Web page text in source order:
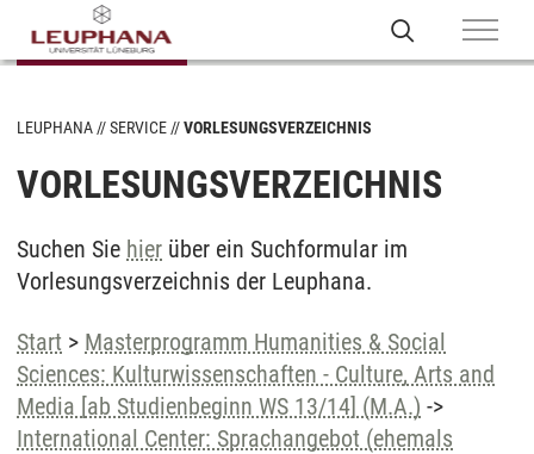
LEUPHANA SERVICE VORLESUNGSVERZEICHNIS
VORLESUNGSVERZEICHNIS
Suchen Sie hier über ein Suchformular im
Vorlesungsverzeichnis der Leuphana.
Start > Masterprogramm Humanities & Social
Sciences: Kulturwissenschaften - Culture, Arts and
Media [ab Studienbeginn WS 13/14] (M.A.) ->
International Center: Sprachangebot (ehemals